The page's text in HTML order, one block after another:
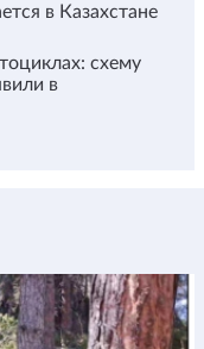
в Казахстане
схему
в